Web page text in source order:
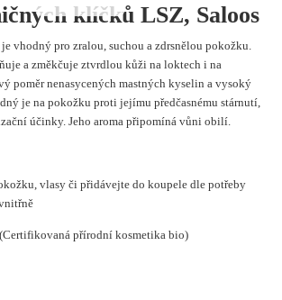
klíčků LSZ, Saloos
vhodný pro zralou, suchou a zdrsnělou pokožku.
a změkčuje ztvrdlou kůži na loktech i na
poměr nenasycených mastných kyselin a vysoký
je na pokožku proti jejímu předčasnému stárnutí,
účinky. Jeho aroma připomíná vůni obilí.
vlasy či přidávejte do koupele dle potřeby
(Certifikovaná přírodní kosmetika bio)